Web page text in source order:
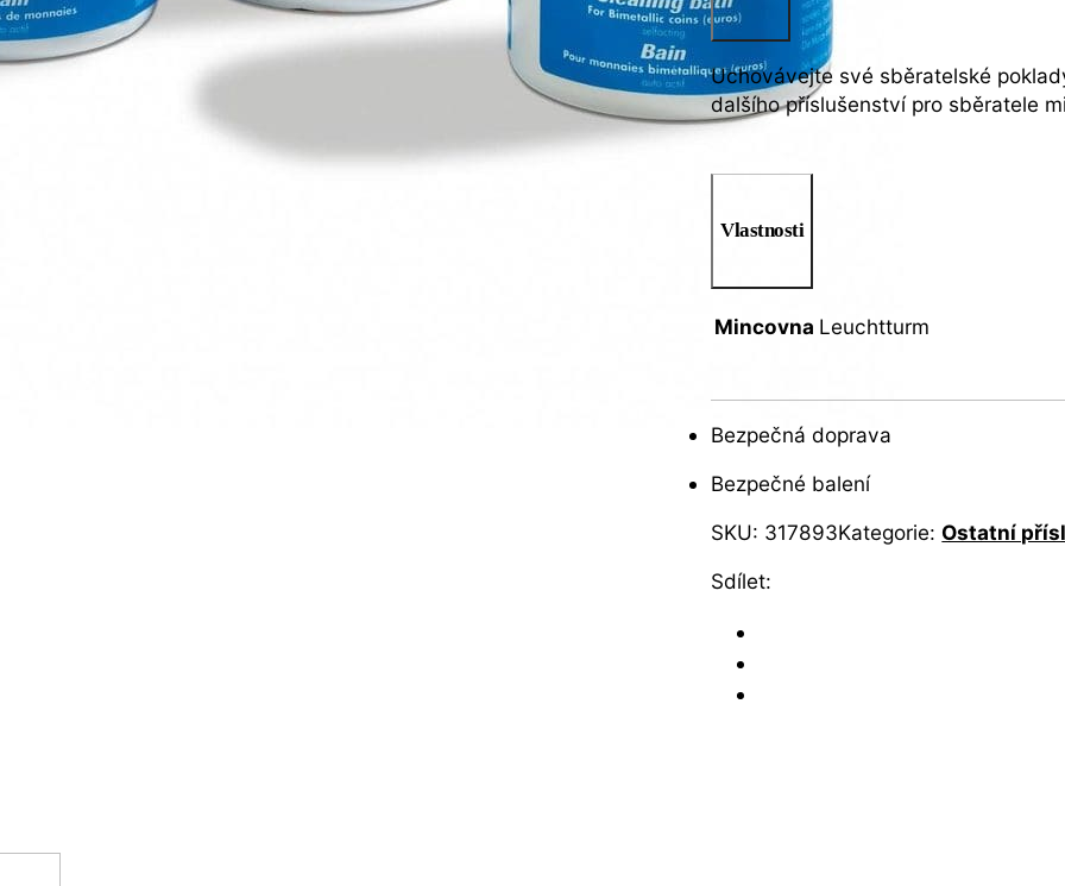
Uchovávejte své sběratelské
dalšího příslušenství pro sběratele
Vlastnosti
Mincovna Leuchtturm
Bezpečná doprava
Bezpečné balení
SKU: 317893Kategorie: Ostatní
Sdílet: